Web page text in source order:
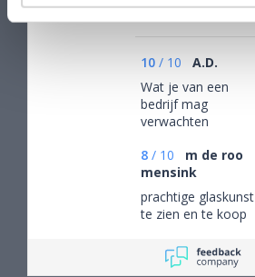
9.1 / 10
10 / 10
A.D.
Wat je van een
bedrijf mag
verwachten
8 / 10
m de roo
mensink
prachtige glaskunst
te zien en te koop